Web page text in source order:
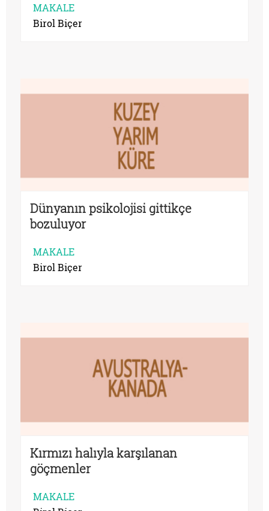
MAKALE
Birol Biçer
Dünyanın psikolojisi gittikçe
bozuluyor
MAKALE
Birol Biçer
Kırmızı halıyla karşılanan
göçmenler
MAKALE